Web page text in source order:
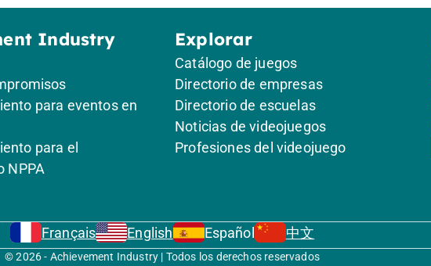
Industry
para eventos en
para el
NPPA
Explorar
Catálogo de juegos
Directorio de empresas
Directorio de escuelas
Noticias de videojuegos
Profesiones del videojuego
Français English Español 中文
© 2026 - Achievement Industry | Todos los derechos reservados